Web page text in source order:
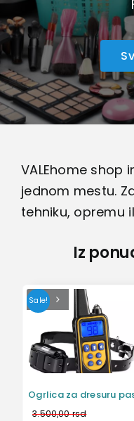
Kamere
Svi
VALEhome shop
jednom mestu.
tehniku, opremu
Iz
Sale!
Ogrlica za dresuru
3.500,00rsd